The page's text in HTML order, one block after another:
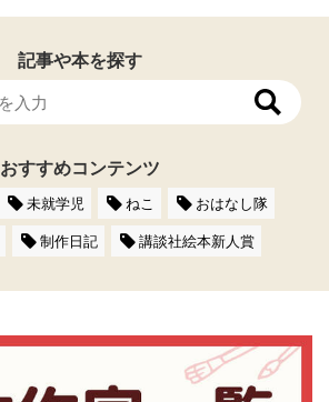
記事や本を探す
おすすめコンテンツ
未就学児 ねこ
おはなし隊
制作日記 講談社絵本新人賞